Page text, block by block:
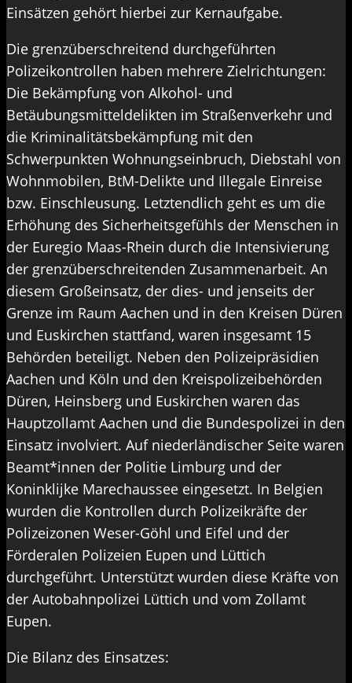
Einsätzen gehört hierbei zur Kernaufgabe.
Die grenzüberschreitend durchgeführten
Polizeikontrollen haben mehrere Zielrichtungen:
Die Bekämpfung von Alkohol- und
Betäubungsmitteldelikten im Straßenverkehr und
die Kriminalitätsbekämpfung mit den
Schwerpunkten Wohnungseinbruch, Diebstahl von
Wohnmobilen, BtM-Delikte und Illegale Einreise
bzw. Einschleusung. Letztendlich geht es um die
Erhöhung des Sicherheitsgefühls der Menschen in
der Euregio Maas-Rhein durch die Intensivierung
der grenzüberschreitenden Zusammenarbeit. An
diesem Großeinsatz, der dies- und jenseits der
Grenze im Raum Aachen und in den Kreisen Düren
und Euskirchen stattfand, waren insgesamt 15
Behörden beteiligt. Neben den Polizeipräsidien
Aachen und Köln und den Kreispolizeibehörden
Düren, Heinsberg und Euskirchen waren das
Hauptzollamt Aachen und die Bundespolizei in den
Einsatz involviert. Auf niederländischer Seite waren
Beamt*innen der Politie Limburg und der
Koninklijke Marechaussee eingesetzt. In Belgien
wurden die Kontrollen durch Polizeikräfte der
Polizeizonen Weser-Göhl und Eifel und der
Förderalen Polizeien Eupen und Lüttich
durchgeführt. Unterstützt wurden diese Kräfte von
der Autobahnpolizei Lüttich und vom Zollamt
Eupen.
Die Bilanz des Einsatzes: